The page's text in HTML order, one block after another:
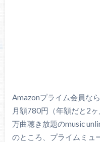
Amazonプライム会員な
月額780円（年額だと2
万曲聴き放題のmusic
のところ、プライムミュ